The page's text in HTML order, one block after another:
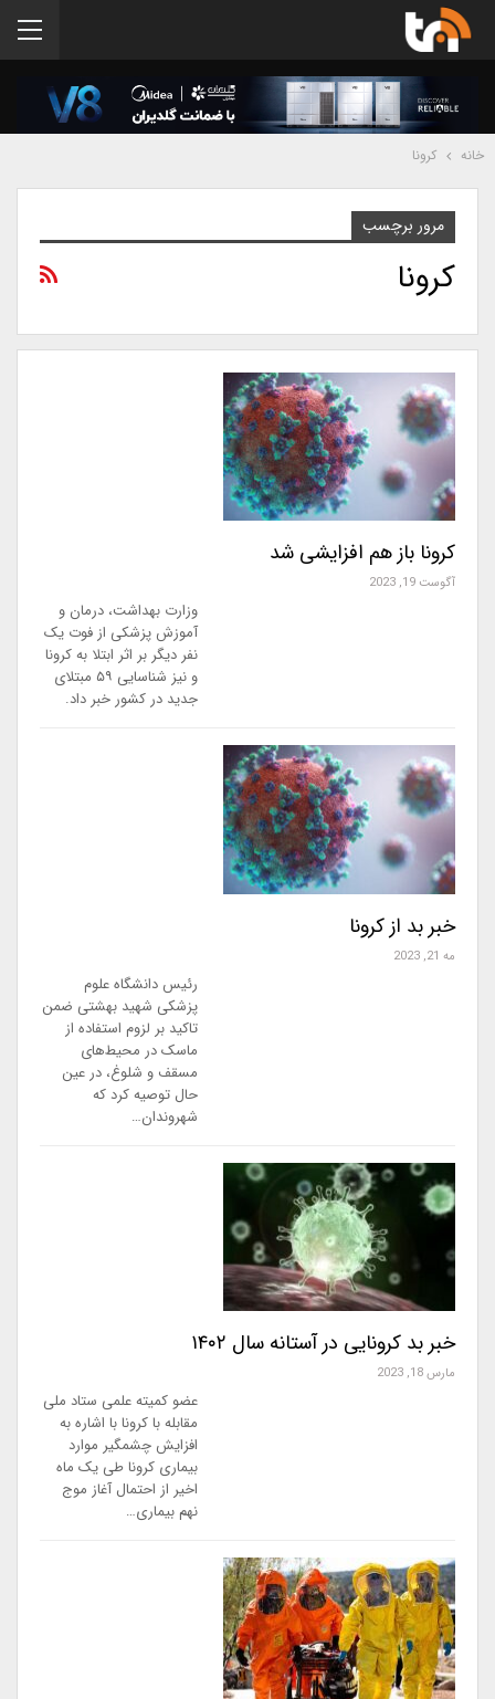
خانه کرونا
مرور برچسب
کرونا
کرونا باز هم افزایشی شد
آگوست 19, 2023
وزارت بهداشت، درمان و
آموزش پزشکی از فوت یک
نفر دیگر بر اثر ابتلا به کرونا
و نیز شناسایی ۵۹ مبتلای
جدید در کشور خبر داد.
خبر بد از کرونا
مه 21, 2023
رئیس دانشگاه علوم
پزشکی شهید بهشتی ضمن
تاکید بر لزوم استفاده از
ماسک در محیط‌های
مسقف و شلوغ، در عین
حال توصیه کرد که
شهروندان…
خبر بد کرونایی در آستانه سال ۱۴۰۲
مارس 18, 2023
عضو کمیته علمی ستاد ملی
مقابله با کرونا با اشاره به
افزایش چشمگیر موارد
بیماری کرونا طی یک ماه
اخیر از احتمال آغاز موج
نهم بیماری…